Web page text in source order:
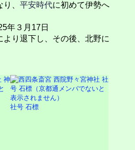
り、 平安時代に初めて伊勢へ
年３月17日
より退下し、その後、北野に
社号 石標